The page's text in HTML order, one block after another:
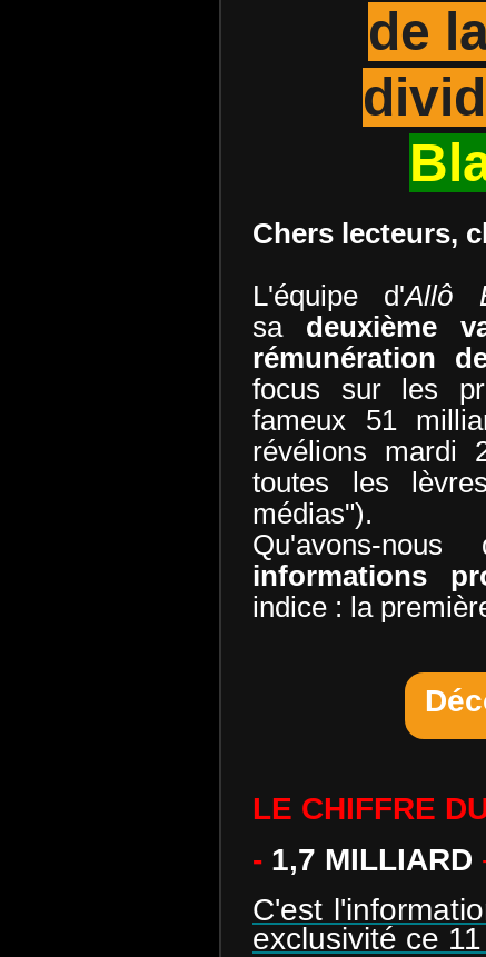
de
Chers lecteurs,
L'équipe d'Allô
sa
deuxième
rémunération
focus sur les
fameux 51
révélions mardi
toutes les
médias").
Qu'avons-
informations
indice : la
LE CHIFFRE
- 1,7 MILLIARD
C'est
exclusivité ce